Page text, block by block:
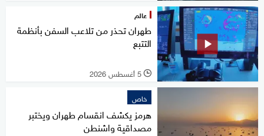
عالم
طهران تحذر من تلاعب السفن بأنظمة
التتبع
l 5 أغسطس 2026
خاص
هرمز يكشف انقسام طهران ويختبر
مصداقية واشنطن